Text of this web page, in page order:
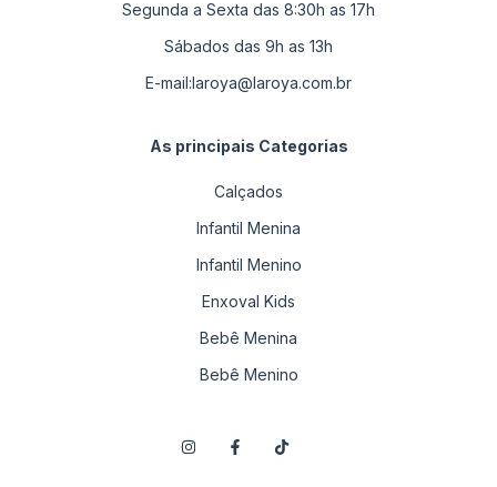
Segunda a Sexta das 8:30h as 17h
Sábados das 9h as 13h
E-mail:laroya@laroya.com.br
As principais Categorias
Calçados
Infantil Menina
Infantil Menino
Enxoval Kids
Bebê Menina
Bebê Menino